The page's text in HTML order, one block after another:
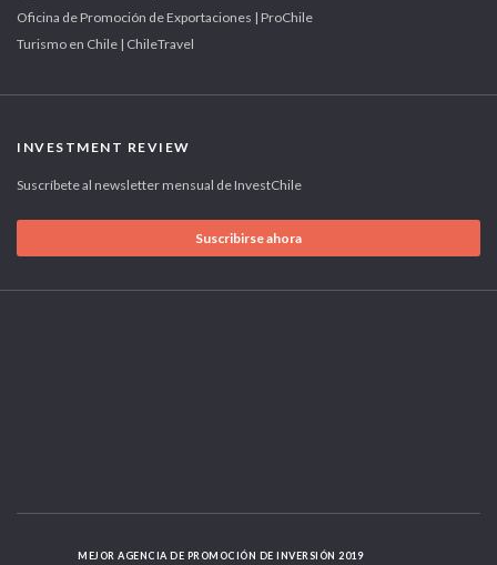
Oficina de Promoción de Exportaciones | ProChile
Turismo en Chile | ChileTravel
INVESTMENT REVIEW
Suscríbete al newsletter mensual de InvestChile
Suscribirse ahora
MEJOR AGENCIA DE PROMOCIÓN DE INVERSIÓN 2019